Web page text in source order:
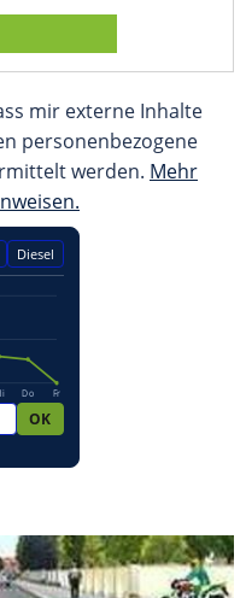
mir externe Inhalte
personenbezogene
werden. Mehr